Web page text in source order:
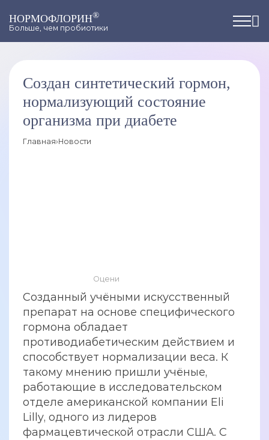
НОРМОФЛОРИН®
Больше, чем пробиотики
Создан синтетический гормон,
нормализующий состояние
организма при диабете
Главная›Новости
Оцени
Созданный учёными искусственный
препарат на основе специфического
гормона обладает
противодиабетическим действием и
способствует нормализации веса. К
такому мнению пришли учёные,
работающие в исследовательском
отделе американской компании Eli
Lilly, одного из лидеров
фармацевтической отрасли США. С